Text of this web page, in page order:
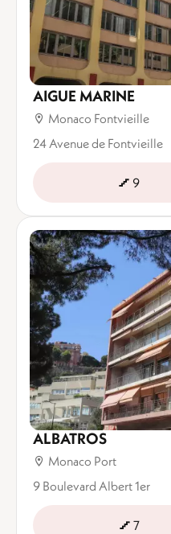
AIGUE MARINE
Monaco Fontvieille
24 Avenue de Fontvieille
9
ALBATROS
Monaco Port
9 Boulevard Albert 1er
7